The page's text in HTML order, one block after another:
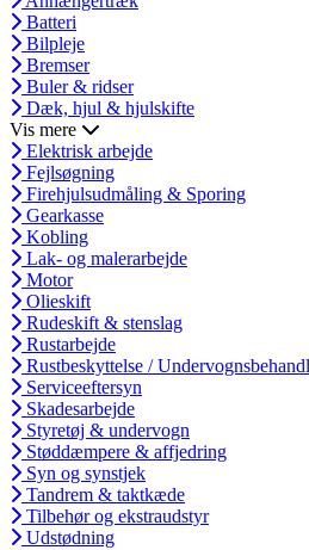
Batteri
Bilpleje
Bremser
Buler & ridser
Dæk, hjul & hjulskifte
Vis mere
Elektrisk arbejde
Fejlsøgning
Firehjulsudmåling & Sporing
Gearkasse
Kobling
Lak- og malerarbejde
Motor
Olieskift
Rudeskift & stenslag
Rustarbejde
Rustbeskyttelse /
Serviceeftersyn
Skadesarbejde
Styretøj & undervogn
Støddæmpere & affjedring
Syn og synstjek
Tandrem & taktkæde
Tilbehør og ekstraudstyr
Udstødning